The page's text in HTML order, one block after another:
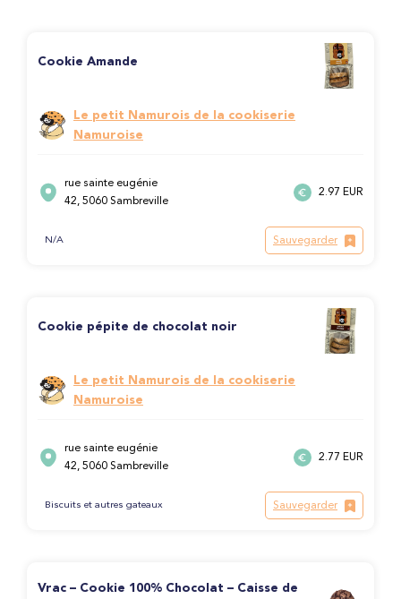
Cookie Amande
Le petit Namurois de la cookiserie
Namuroise
rue sainte eugénie
42, 5060 Sambreville
2.97 EUR
N/A Sauvegarder
Cookie pépite de chocolat noir
Le petit Namurois de la cookiserie
Namuroise
rue sainte eugénie
42, 5060 Sambreville
2.77 EUR
Biscuits et autres gateaux Sauvegarder
Vrac – Cookie 100% Chocolat – Caisse de